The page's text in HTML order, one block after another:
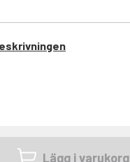
Lägg i varukorg